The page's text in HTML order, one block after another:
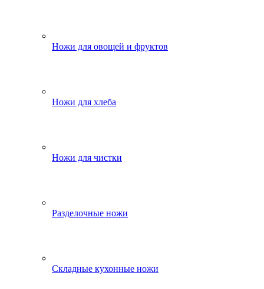
Ножи для овощей и фруктов
Ножи для хлеба
Ножи для чистки
Разделочные ножи
Складные кухонные ножи